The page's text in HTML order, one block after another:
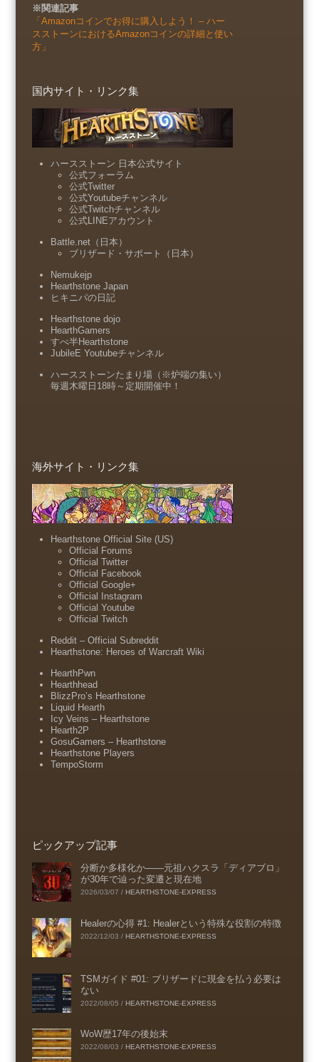
※関連記事
「Amazonコインでお得に購入しよう！ – ハー
スストーンにおけるAmazonコインの詳細と使い
方」
国内サイト・リンク集
ハースストーン 日本公式サイト
公式フォーラム
公式Twitter
公式Youtubeチャンネル
公式Twitchチャンネル
公式LINEアカウント
Battle.net（日本）
ブリザード・サポート（日本）
Nemukejp
Hearthstone Japan
ヒキニパの日記
Hearthstone dojo
HearthGamers
すべ半Hearthstone
JubileE Youtubeチャンネル
ハースストーンたまり場（※炉端の集い）
毎週木曜日18時～定期開催中！
海外サイト・リンク集
Hearthstone Official Site (US)
Official Forums
Official Twitter
Official Facebook
Official Google+
Official Instagram
Official Youtube
Official Twitch
Reddit – Official Subreddit
Hearthstone: Heroes of Warcraft Wiki
HearthPwn
Hearthhead
BlizzPro’s Hearthstone
Liquid Hearth
Icy Veins – Hearthstone
Hearth2P
GosuGamers – Hearthstone
Hearthstone Players
TempoStorm
ピックアップ記事
分断か多様化か――元祖ハクスラ「ディアブロ」
が30年で辿った変遷と現在地
2026/03/07 / HEARTHSTONE-EXPRESS
Healerの心得 #1: Healerという特殊な役割の特徴
2022/12/03 / HEARTHSTONE-EXPRESS
TSMガイド #01: ブリザードに現金を払う必要は
ない
2022/08/05 / HEARTHSTONE-EXPRESS
WoW歴17年の後始末
2022/08/03 / HEARTHSTONE-EXPRESS